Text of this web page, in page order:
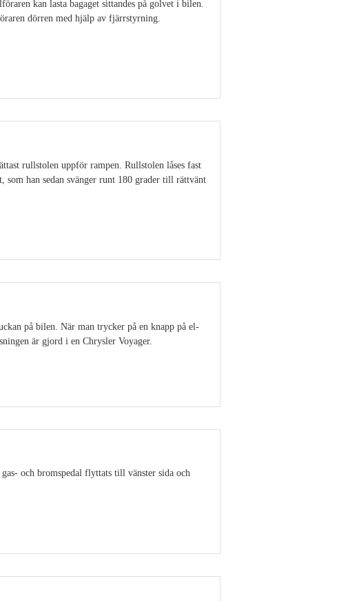
kan lasta bagaget sittandes på golvet i bilen.
dörren med hjälp av fjärrstyrning.
rullstolen uppför rampen. Rullstolen låses fast
han sedan svänger runt 180 grader till rättvänt
på bilen. När man trycker på en knapp på el-
är gjord i en Chrysler Voyager.
och bromspedal flyttats till vänster sida och